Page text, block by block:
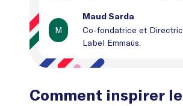
M
Maud Sarda
Co-fondatrice et
Label Emmaüs.
Comment inspirer